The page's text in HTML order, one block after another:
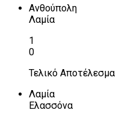
Ανθούπολη
Λαμία
1
0
Τελικό Αποτέλεσμα
Λαμία
Ελασσόνα